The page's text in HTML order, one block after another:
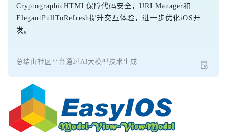
CryptographicHTML保障代码安全，URLManager和
ElegantPullToRefresh提升交互体验，进一步优化iOS开
发。
总结由社区平台通过AI大模型技术生成